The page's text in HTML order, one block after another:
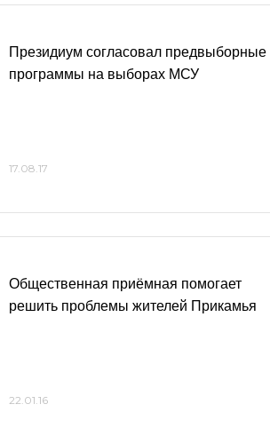
Президиум согласовал предвыборные
программы на выборах МСУ
17.08.17
Общественная приёмная помогает
решить проблемы жителей Прикамья
22.01.16